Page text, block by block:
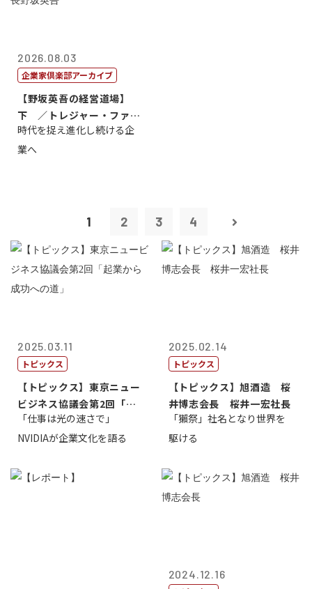
2026.08.03
企業家倶楽部アーカイブ
【野坂英吾の経営道場】
下 ／トレジャー・ファク
トリー社長野坂...
時代を捉え進化し続ける企
業へ
1 2 3 4
2025.03.11
トピックス
【トピックス】東京ニュー
ビジネス協議会第2回「起
業から成功へ...
「仕事は光の速さで」
NVIDIAが企業文化を語る
2025.02.14
トピックス
【トピックス】旭酒造 桜
井博志会長 桜井一宏社長
「獺祭」社名となり世界を
駆ける
2024.12.16